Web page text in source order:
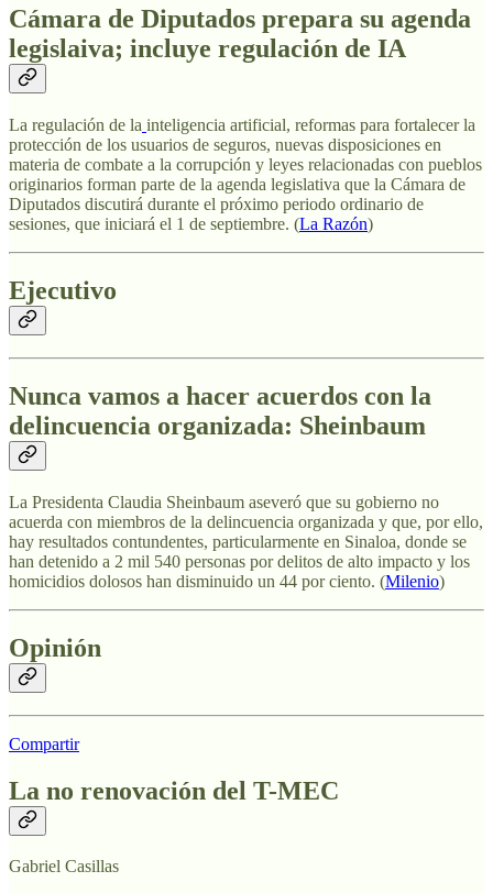
Cámara de Diputados prepara su agenda
legislaiva; incluye regulación de IA
La regulación de la inteligencia artificial, reformas para fortalecer la
protección de los usuarios de seguros, nuevas disposiciones en
materia de combate a la corrupción y leyes relacionadas con pueblos
originarios forman parte de la agenda legislativa que la Cámara de
Diputados discutirá durante el próximo periodo ordinario de
sesiones, que iniciará el 1 de septiembre. (La Razón)
Ejecutivo
Nunca vamos a hacer acuerdos con la
delincuencia organizada: Sheinbaum
La Presidenta Claudia Sheinbaum aseveró que su gobierno no
acuerda con miembros de la delincuencia organizada y que, por ello,
hay resultados contundentes, particularmente en Sinaloa, donde se
han detenido a 2 mil 540 personas por delitos de alto impacto y los
homicidios dolosos han disminuido un 44 por ciento. (Milenio)
Opinión
Compartir
La no renovación del T-MEC
Gabriel Casillas